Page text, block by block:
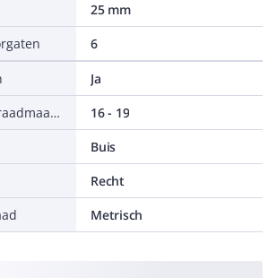
25 mm
6
Ja
Geschikt voor draadmaat metrisch/Pg
16 - 19
Buis
Recht
Metrisch